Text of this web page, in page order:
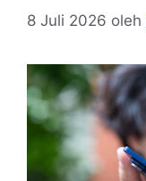
8 Juli 2026 oleh